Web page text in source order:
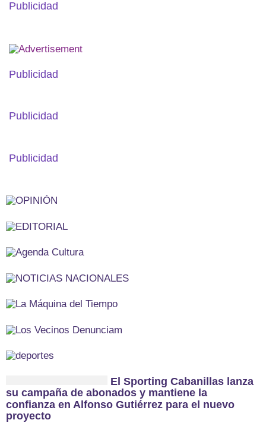
Publicidad
Publicidad
Publicidad
Publicidad
El Sporting Cabanillas lanza
su campaña de abonados y mantiene la
confianza en Alfonso Gutiérrez para el nuevo
proyecto